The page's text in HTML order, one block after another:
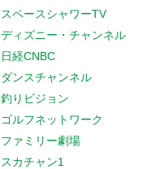
スペースシャワーTV
ディズニー・チャンネル
日経CNBC
ダンスチャンネル
釣りビジョン
ゴルフネットワーク
ファミリー劇場
スカチャン1